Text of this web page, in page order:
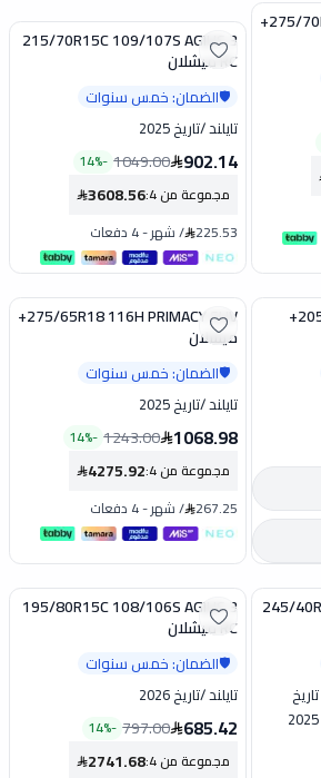
تخفيض275/70R16 114H PRIMACY SUV+
تخفيض
215/70R15C 109/107S AGILIS 3
RC ميشلان
🛡️الضمان: خمس سنوات
تايلند/تاريخ 2025
902.14
1049.00
-
14%
مجموعة من 4 :
3608.56
225.53
/شهر-4 دفعات
205/55R16 91V PRIMACY 4+ تخفيض275/65R18 116H PRIMACY SUV+
ميشلان
🛡️الضمان: خمس سنوات
تايلند/تاريخ 2025
1068.98
1243.00
-
14%
مجموعة من 4 :
4275.92
267.25
/شهر-4 دفعات
245/40R20 99Y XL PILOT SPORT
تاريخ
2025
تخفيض
195/80R15C 108/106S AGILIS 3
RC ميشلان
🛡️الضمان: خمس سنوات
تايلند/تاريخ 2026
685.42
797.00
-
14%
مجموعة من 4 :
2741.68